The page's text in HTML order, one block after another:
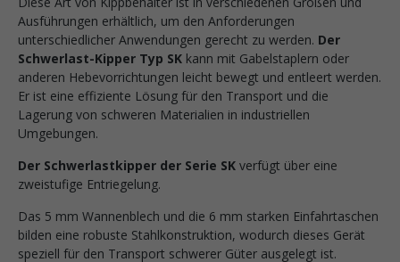
Ausführungen erhältlich, um den Anforderungen
unterschiedlicher Anwendungen gerecht zu werden. Der
Schwerlast-Kipper Typ SK kann mit Gabelstaplern oder
anderen Hebevorrichtungen leicht bewegt und entleert werden.
Er ist eine effiziente Lösung für den Transport und die
Lagerung von schweren Materialien in industriellen
Umgebungen.
Der Schwerlastkipper der Serie SK verfügt über eine
zweistufige Entriegelung.
Das 5 mm Wannenblech und die 6 mm starken Einfahrtaschen
bilden eine robuste Stahlkonstruktion, wodurch dieses Gerät
speziell für den Transport schwerer Güter ausgelegt ist.